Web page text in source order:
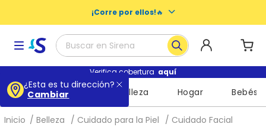
¡Corre por ellos!🔥
Buscar en Sirena
Términos más buscados
1
2.
escolares
Verifica cobertura aquí
¿Esta es tu dirección?
Cambiar
Supermercado Belleza Hogar Bebés
Belleza Cuidado para la Piel
Cuidado Facial